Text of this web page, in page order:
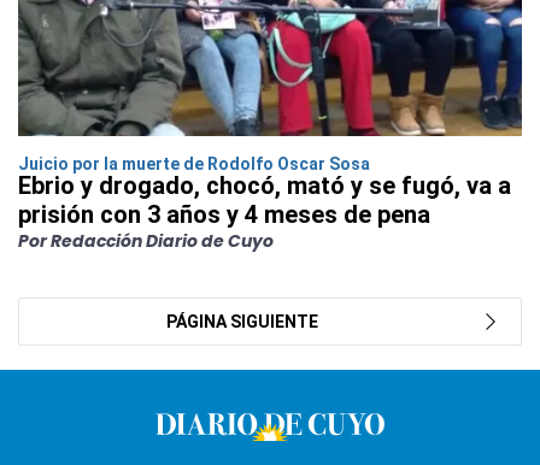
Juicio por la muerte de Rodolfo Oscar Sosa
Ebrio y drogado, chocó, mató y se fugó, va a
prisión con 3 años y 4 meses de pena
Por Redacción Diario de Cuyo
PÁGINA SIGUIENTE